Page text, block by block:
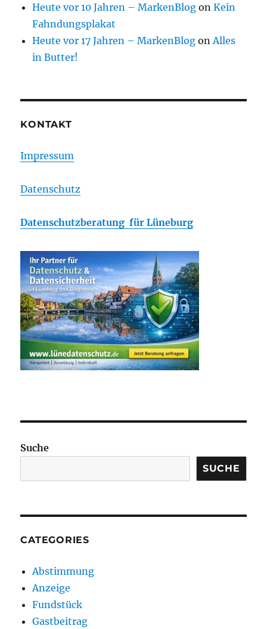
Heute vor 10 Jahren – MarkenBlog onKein
Fahndungsplakat
Heute vor 17 Jahren – MarkenBlog onAlles
in Butter!
KONTAKT
Impressum
Datenschutz
Datenschutzberatung für Lüneburg
Suche
SUCHE
CATEGORIES
Abstimmung
Anzeige
Fundstück
Gastbeitrag